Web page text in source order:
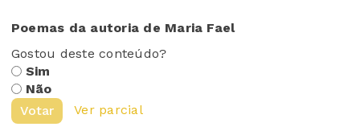
Poemas da autoria de Maria Fael
Gostou deste conteúdo?
Sim
Não
Votar
Ver parcial